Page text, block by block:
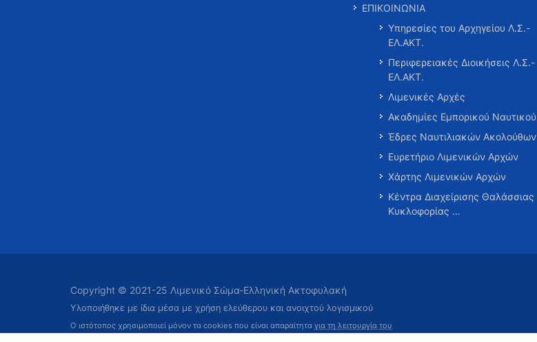
ΕΠΙΚΟΙΝΩΝΙΑ
Υπηρεσίες του Αρχηγείου Λ.Σ.-
ΕΛ.ΑΚΤ.
Περιφερειακές Διοικήσεις Λ.Σ.-
ΕΛ.ΑΚΤ.
Λιμενικές Αρχές
Ακαδημίες Εμπορικού Ναυτικού
Έδρες Ναυτιλιακών Ακολούθων
Ευρετήριο Λιμενικών Αρχών
Χάρτης Λιμενικών Αρχών
Κέντρα Διαχείρισης Θαλάσσιας
Κυκλοφορίας …
Copyright © 2021-25 Λιμενικό Σώμα-Ελληνική Ακτοφυλακή
Υλοποιήθηκε με ίδια μέσα με χρήση ελεύθερου και ανοιχτού λογισμικού
Ο ιστότοπος χρησιμοποιεί μόνον τα cookies που είναι απαραίτητα για τη λειτουργία του